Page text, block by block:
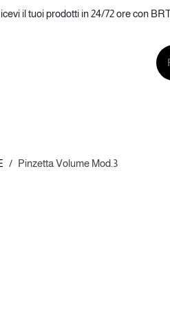
il tuoi prodotti in 24/72 ore con
Pinzetta Volume Mod.3